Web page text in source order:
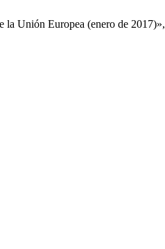
la Unión Europea (enero de 2017)»,